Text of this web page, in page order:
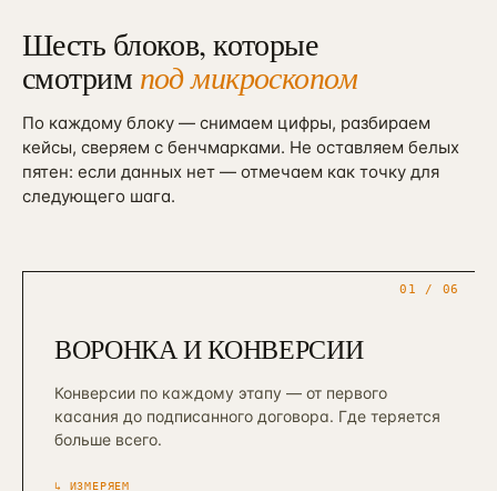
Шесть блоков, которые
смотрим под микроскопом
По каждому блоку — снимаем цифры, разбираем
кейсы, сверяем с бенчмарками. Не оставляем белых
пятен: если данных нет — отмечаем как точку для
следующего шага.
01 / 06
ВОРОНКА И КОНВЕРСИИ
Конверсии по каждому этапу — от первого
касания до подписанного договора. Где теряется
больше всего.
↳ ИЗМЕРЯЕМ